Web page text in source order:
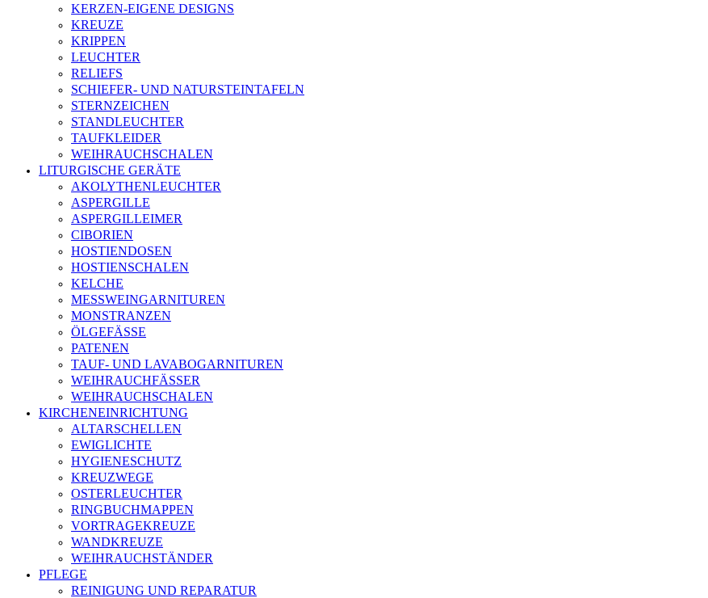
KERZEN-EIGENE DESIGNS
KREUZE
KRIPPEN
LEUCHTER
RELIEFS
SCHIEFER- UND NATURSTEINTAFELN
STERNZEICHEN
STANDLEUCHTER
TAUFKLEIDER
WEIHRAUCHSCHALEN
LITURGISCHE GERÄTE
AKOLYTHENLEUCHTER
ASPERGILLE
ASPERGILLEIMER
CIBORIEN
HOSTIENDOSEN
HOSTIENSCHALEN
KELCHE
MESSWEINGARNITUREN
MONSTRANZEN
ÖLGEFÄSSE
PATENEN
TAUF- UND LAVABOGARNITUREN
WEIHRAUCHFÄSSER
WEIHRAUCHSCHALEN
KIRCHENEINRICHTUNG
ALTARSCHELLEN
EWIGLICHTE
HYGIENESCHUTZ
KREUZWEGE
OSTERLEUCHTER
RINGBUCHMAPPEN
VORTRAGEKREUZE
WANDKREUZE
WEIHRAUCHSTÄNDER
PFLEGE
REINIGUNG UND REPARATUR